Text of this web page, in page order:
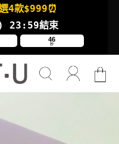
4款$999⏰
23:59結束
45
秒